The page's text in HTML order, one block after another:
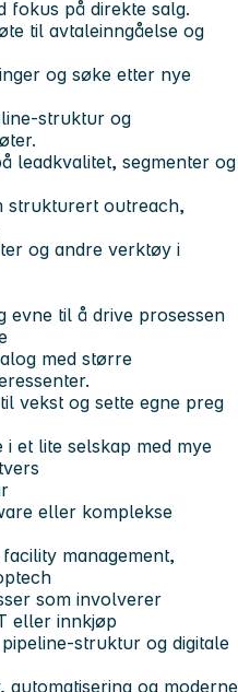
fokus på direkte salg.
til avtaleinngåelse og
og søke etter nye
struktur og
leadkvalitet, segmenter og
strukturert outreach,
og andre verktøy i
evne til å drive prosessen
med større
vekst og sette egne preg
et lite selskap med mye
eller komplekse
management,
som involverer
eller innkjøp
struktur og digitale
og moderne